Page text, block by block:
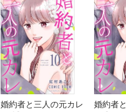
婚約者と三人の元カレ
婚約者